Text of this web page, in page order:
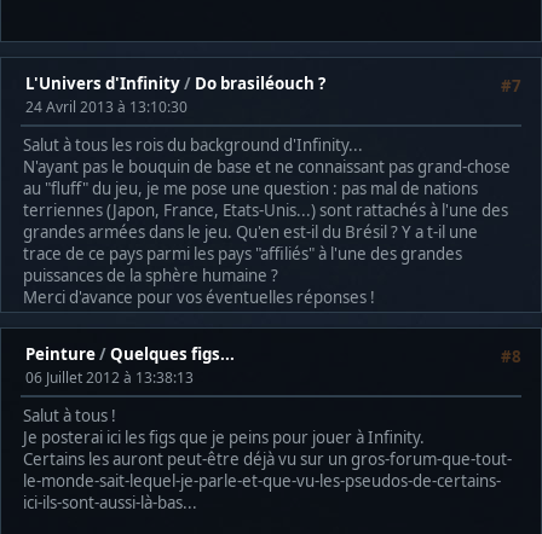
#7
L'Univers d'Infinity/ Do brasiléouch ?
24 Avril 2013 à 13:10:30
Salut à tous les rois du background d'Infinity...
N'ayant pas le bouquin de base et ne connaissant pas grand-chose
au "fluff" du jeu, je me pose une question : pas mal de nations
terriennes (Japon, France, Etats-Unis...) sont rattachés à l'une des
grandes armées dans le jeu. Qu'en est-il du Brésil ? Y a t-il une
trace de ce pays parmi les pays "affiliés" à l'une des grandes
puissances de la sphère humaine ?
Merci d'avance pour vos éventuelles réponses !
#8
Peinture/Quelques figs...
06 Juillet 2012 à 13:38:13
Salut à tous !
Je posterai ici les figs que je peins pour jouer à Infinity.
Certains les auront peut-être déjà vu sur un gros-forum-que-tout-
le-monde-sait-lequel-je-parle-et-que-vu-les-pseudos-de-certains-
ici-ils-sont-aussi-là-bas...